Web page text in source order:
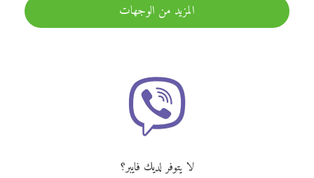
المزيد من الوجهات
لا يتوفر لديك فايبر؟